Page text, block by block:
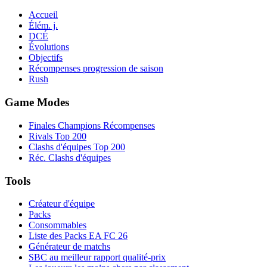
Accueil
Élém. j.
DCÉ
Évolutions
Objectifs
Récompenses progression de saison
Rush
Game Modes
Finales Champions Récompenses
Rivals Top 200
Clashs d'équipes Top 200
Réc. Clashs d'équipes
Tools
Créateur d'équipe
Packs
Consommables
Liste des Packs EA FC 26
Générateur de matchs
SBC au meilleur rapport qualité-prix